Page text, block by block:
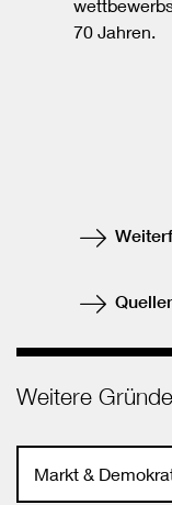
70 Jahren.
Weitere Gründe
Markt &